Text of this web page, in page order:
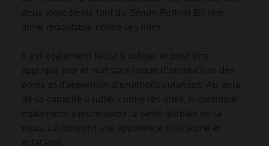
deux ingrédients font du Sérum Rétinol B3 une
arme redoutable contre les rides.
Il est également facile à utiliser et peut être
appliqué jour et nuit sans risque d'obstruction des
pores et d'apparition d'éruptions cutanées. Au-delà
de sa capacité à lutter contre les rides, il contribue
également à promouvoir la santé globale de la
peau, lui donnant une apparence plus jeune et
éclatante.